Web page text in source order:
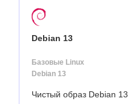
Debian 13
Базовые Linux
Debian 13
Чистый образ Debian 13